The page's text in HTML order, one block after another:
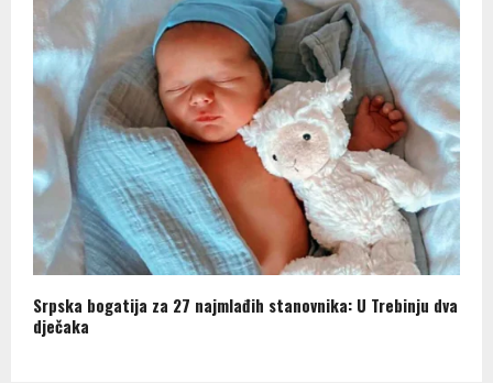
Srpska bogatija za 27 najmlađih stanovnika: U Trebinju dva
dječaka